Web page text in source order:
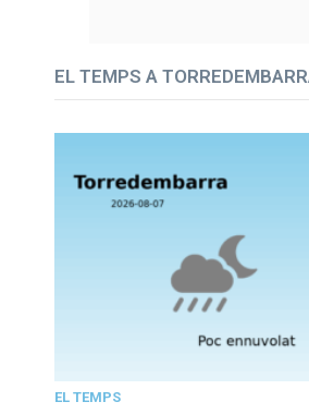
EL TEMPS A
EL TEMPS